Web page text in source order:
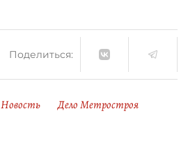
Поделиться:
Новость
Дело Метростроя